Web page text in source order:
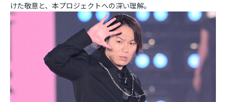
けた敬意と、本プロジェクトへの深い理解。